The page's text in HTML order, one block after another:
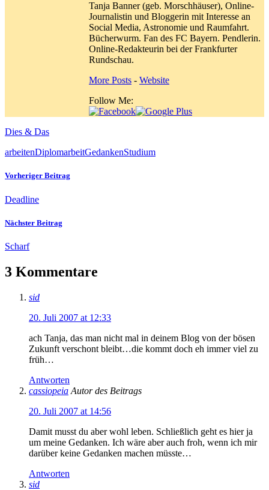
Tanja Banner (geb. Morschhäuser), Online-
Journalistin und Bloggerin mit Interesse an
Social Media, Astronomie und Raumfahrt.
Bücherwurm. Fan des FC Bayern. Pendlerin.
Online-Redakteurin bei der Frankfurter
Rundschau.
More Posts - Website
Follow Me:
Dies & Das
arbeitenDiplomarbeitGedankenStudium
Vorheriger Beitrag
Deadline
Nächster Beitrag
Scharf
3 Kommentare
sid
20. Juli 2007 at 12:33
ach Tanja, das man nicht mal in deinem Blog von der bösen
Zukunft verschont bleibt…die kommt doch eh immer viel zu
früh…
Antworten
cassiopeia Autor des Beitrags
20. Juli 2007 at 14:56
Damit musst du aber wohl leben. Schließlich geht es hier ja
um meine Gedanken. Ich wäre aber auch froh, wenn ich mir
darüber keine Gedanken machen müsste…
Antworten
sid